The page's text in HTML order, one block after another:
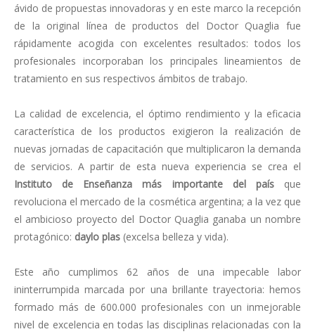
ávido de propuestas innovadoras y en este marco la recepción
de la original línea de productos del Doctor Quaglia fue
rápidamente acogida con excelentes resultados: todos los
profesionales incorporaban los principales lineamientos de
tratamiento en sus respectivos ámbitos de trabajo.
La calidad de excelencia, el óptimo rendimiento y la eficacia
característica de los productos exigieron la realización de
nuevas jornadas de capacitación que multiplicaron la demanda
de servicios. A partir de esta nueva experiencia se crea el
Instituto de Enseñanza más importante del paísque
revoluciona el mercado de la cosmética argentina; a la vez que
el ambicioso proyecto del Doctor Quaglia ganaba un nombre
protagónico: daylo plas (excelsa belleza y vida).
Este año cumplimos 62 años de una impecable labor
ininterrumpida marcada por una brillante trayectoria: hemos
formado más de 600.000 profesionales con un inmejorable
nivel de excelencia en todas las disciplinas relacionadas con la